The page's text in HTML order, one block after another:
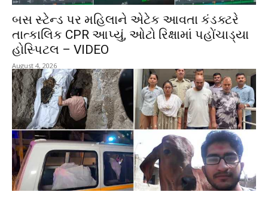
બસ સ્ટેન્ડ પર મહિલાને એટેક આવતા કંડક્ટરે
તાત્કાલિક CPR આપ્યું, ઓટો રિક્ષામાં પહોંચાડ્યા
હોસ્પિટલ – VIDEO
August 4, 2026